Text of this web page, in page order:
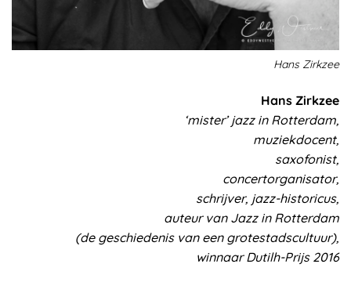
Hans Zirkzee
Hans Zirkzee
‘mister’ jazz in Rotterdam,
muziekdocent,
saxofonist,
concertorganisator,
schrijver, jazz-historicus,
auteur van Jazz in Rotterdam
(de geschiedenis van een grotestadscultuur),
winnaar Dutilh-Prijs 2016